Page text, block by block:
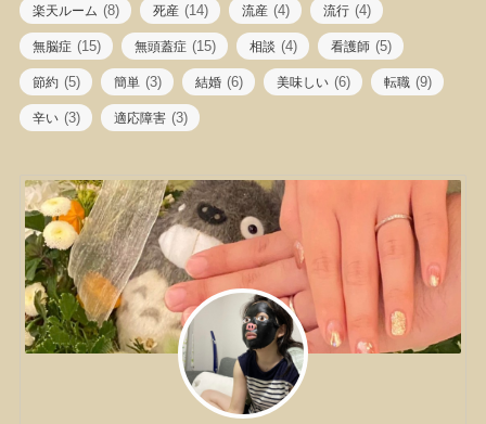
楽天ルーム (8) 死産 (14) 流産 (4) 流行 (4)
無脳症 (15) 無頭蓋症 (15) 相談 (4) 看護師 (5)
節約 (5) 簡単 (3) 結婚 (6) 美味しい (6) 転職 (9)
辛い (3) 適応障害 (3)